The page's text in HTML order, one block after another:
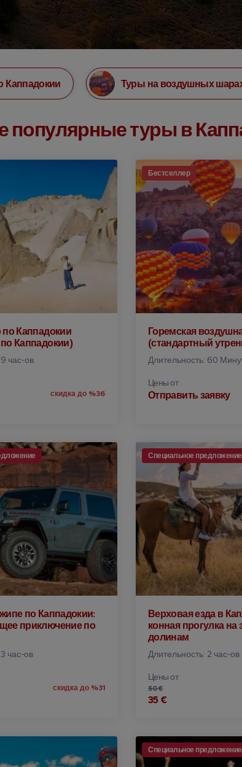
Каппадокии Туры на воздушных
популярные туры в
Каппадокии
Каппадокии)
час-ов
скидка до %36
Бестселлер
Горемская
(стандартный
Длительность: 60
Цены от
Отправить заявку
по Каппадокии:
приключение по
час-ов
скидка до %31
Специальное предложение
Верховая езда в
конная прогулка на
долинам
Длительность: 2 час-ов
Цены от
50 €
35 €
Специальное предложение